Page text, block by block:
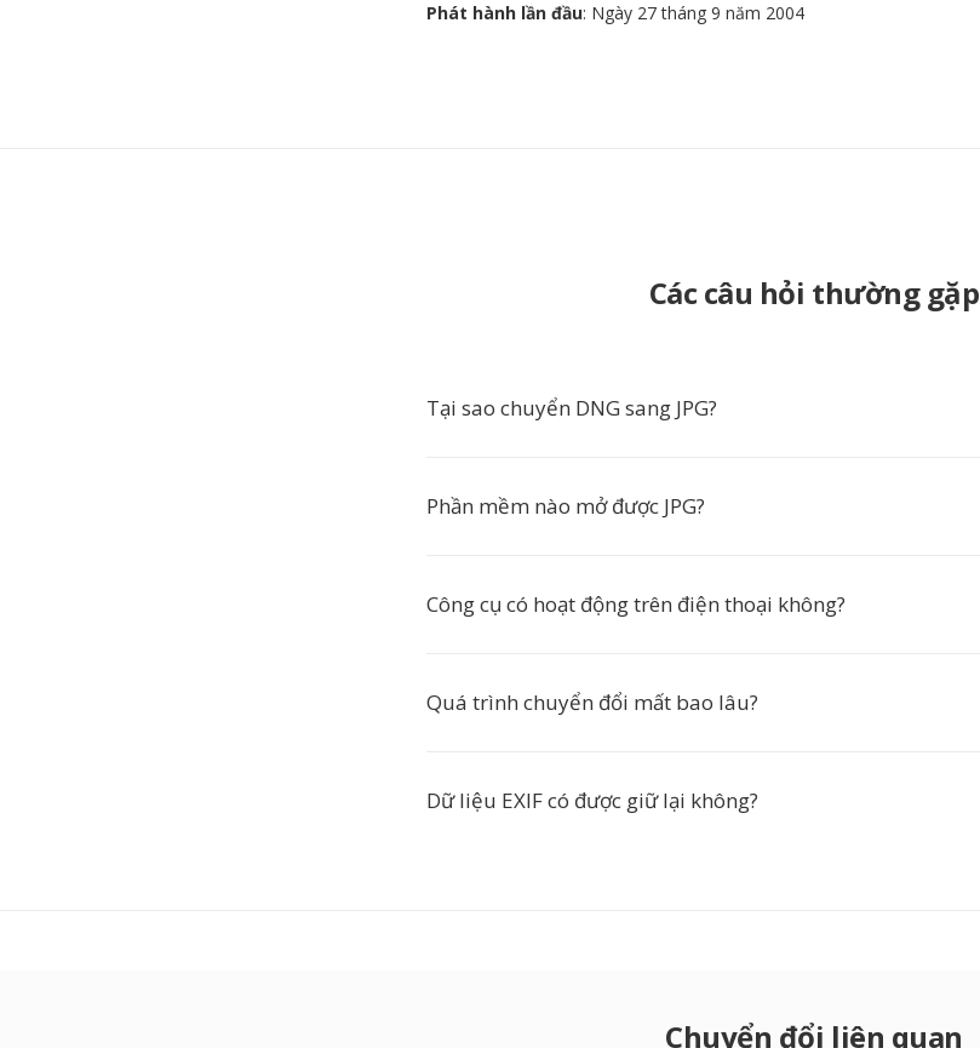
Phát hành lần đầu: Ngày 27 tháng 9 năm 2004
Các câu hỏi thường gặp
Tại sao chuyển DNG sang JPG?
Phần mềm nào mở được JPG?
Công cụ có hoạt động trên điện thoại không?
Quá trình chuyển đổi mất bao lâu?
Dữ liệu EXIF có được giữ lại không?
Chuyển đổi liên quan